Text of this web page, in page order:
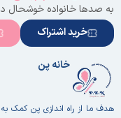
به صدها خانواده خوشحال
خرید اشتراک
خانه پن
هدف ما از راه اندازی پن کمک